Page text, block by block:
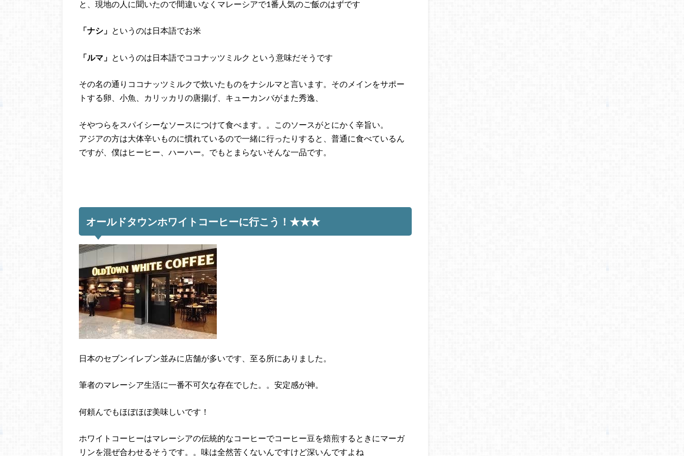
と、現地の人に聞いたので間違いなくマレーシアで1番人気のご飯のはずです
「ナシ」 というのは日本語でお米
「ルマ」 というのは日本語でココナッツミルク という意味だそうです
その名の通りココナッツミルクで炊いたものをナシルマと言います。そのメインをサポー
トする卵、小魚、カリッカリの唐揚げ、キューカンバがまた秀逸、
そやつらをスパイシーなソースにつけて食べます。。このソースがとにかく辛旨い。
アジアの方は大体辛いものに慣れているので一緒に行ったりすると、普通に食べているん
ですが、僕はヒーヒー、ハーハー。でもとまらないそんな一品です。
オールドタウンホワイトコーヒーに行こう！★★★
日本のセブンイレブン並みに店舗が多いです、至る所にありました。
筆者のマレーシア生活に一番不可欠な存在でした。。安定感が神。
何頼んでもほぼほぼ美味しいです！
ホワイトコーヒーはマレーシアの伝統的なコーヒーでコーヒー豆を焙煎するときにマーガ
リンを混ぜ合わせるそうです。。味は全然苦くないんですけど深いんですよね